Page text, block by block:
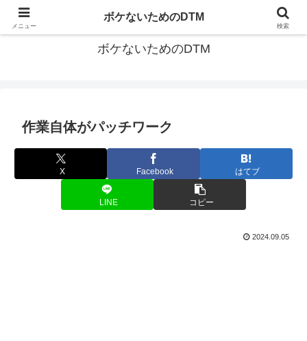
ゆる～く続ける音楽制作のあれこれや昔ばなし
ボケないためのDTM
作業自体がパッチワーク
X Facebook はてブ
LINE コピー
2024.09.05
メニュー
ボケないためのDTM
検索